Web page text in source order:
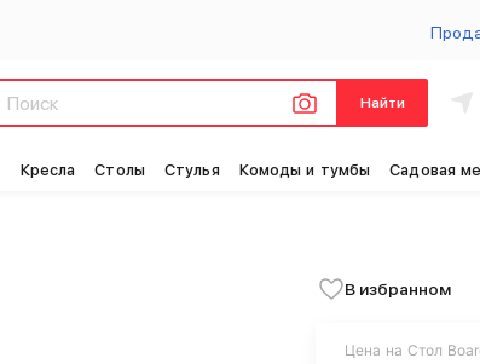
Найти
Кресла Столы Стулья Комоды и тумбы Садовая
В избранном
Цена на Стол